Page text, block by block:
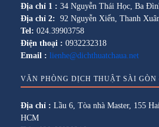
Địa chỉ 1 : 34 Nguyễn Thái Học, Ba
Địa chỉ 2: 92 Nguyễn Xiển, Thanh
Tel: 024.39903758
Điện thoại : 0932232318
Email : lienhe@dichthuatchaua.net
VĂN PHÒNG DỊCH THUẬT SÀI GÒN
Địa chỉ : Lầu 6, Tòa nhà Master, 155
HCM